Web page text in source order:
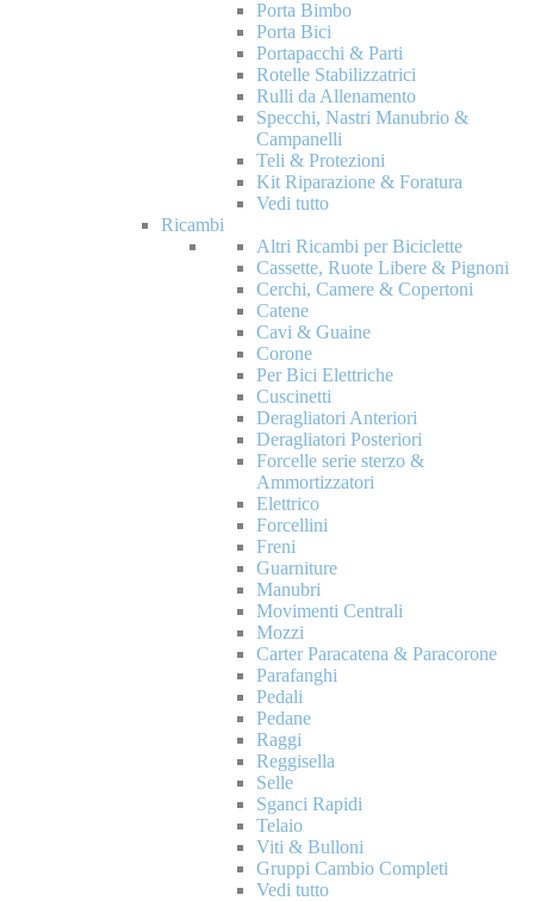
Porta Bimbo
Porta Bici
Portapacchi & Parti
Rotelle Stabilizzatrici
Rulli da Allenamento
Specchi, Nastri Manubrio &
Campanelli
Teli & Protezioni
Kit Riparazione & Foratura
Vedi tutto
Ricambi
Altri Ricambi per Biciclette
Cassette, Ruote Libere & Pignoni
Cerchi, Camere & Copertoni
Catene
Cavi & Guaine
Corone
Per Bici Elettriche
Cuscinetti
Deragliatori Anteriori
Deragliatori Posteriori
Forcelle serie sterzo &
Ammortizzatori
Elettrico
Forcellini
Freni
Guarniture
Manubri
Movimenti Centrali
Mozzi
Carter Paracatena & Paracorone
Parafanghi
Pedali
Pedane
Raggi
Reggisella
Selle
Sganci Rapidi
Telaio
Viti & Bulloni
Gruppi Cambio Completi
Vedi tutto